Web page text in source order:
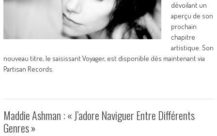
dévoilant un
aperçu de son
prochain
chapitre
artistique. Son
nouveau titre, le saisissant Voyager, est disponible dès maintenant via
Partisan Records.
Maddie Ashman : « J’adore Naviguer Entre Différents
Genres »